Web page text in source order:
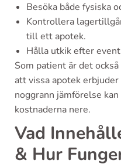
Besöka både fysiska
Kontrollera
till ett apotek.
Hålla utkik efter
Som patient är det
att vissa apotek
noggrann jämförelse
kostnaderna nere.
Vad
& Hur